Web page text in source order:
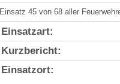
Einsatz 45 von 68 aller
Einsatzart:
Kurzbericht:
Einsatzort: